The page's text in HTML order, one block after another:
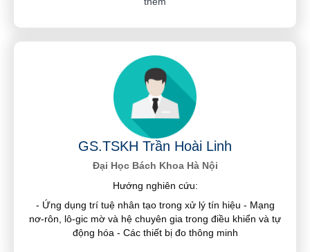
GS.TSKH Trần Hoài Linh
Đại Học Bách Khoa Hà Nội
Hướng nghiên cứu:
- Ứng dụng trí tuệ nhân tạo trong xử lý tín hiệu - Mạng
nơ-rôn, lô-gic mờ và hệ chuyên gia trong điều khiển và tự
động hóa - Các thiết bị đo thông minh